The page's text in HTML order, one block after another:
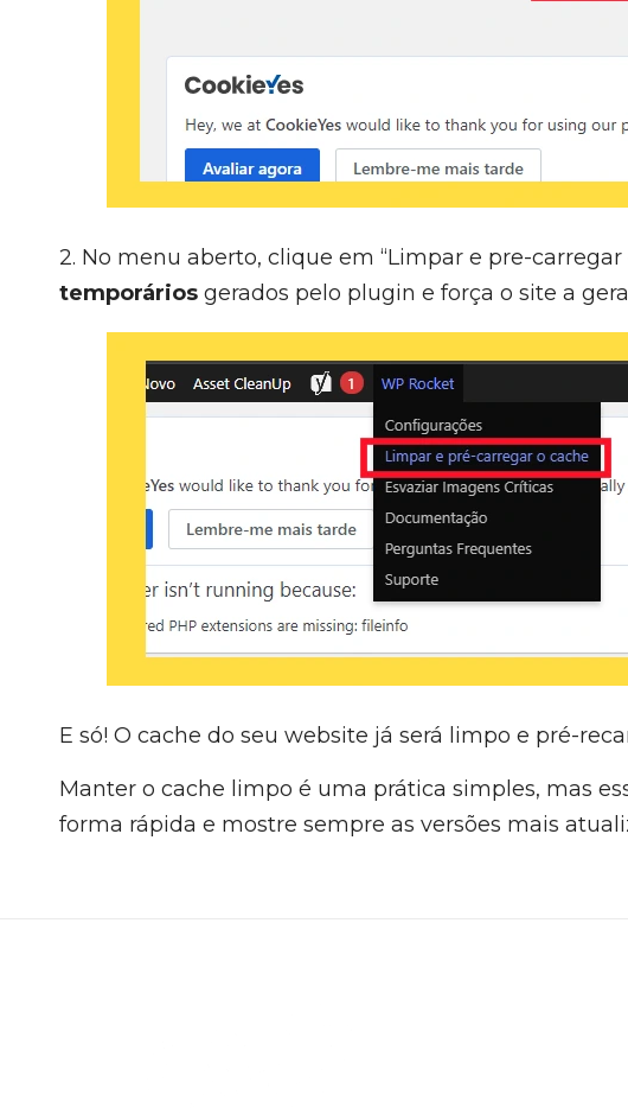
2. No menu aberto, clique em “Limpar e pre-carregar
temporários gerados pelo plugin e força o site a
E só! O cache do seu website já será limpo e pré-
Manter o cache limpo é uma prática simples, mas
forma rápida e mostre sempre as versões mais